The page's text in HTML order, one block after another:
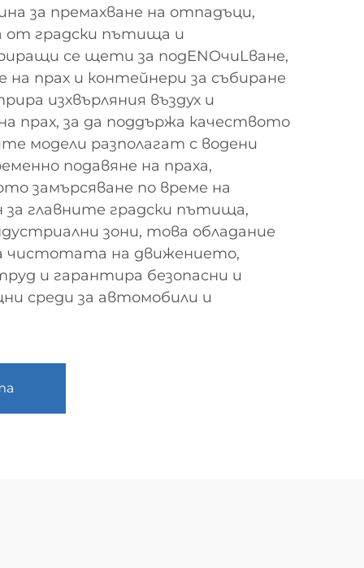
за премахване на отпадъци,
от градски пътища и
се щети за подENOчиLване,
на прах и контейнери за събиране
изхвърляния въздух и
прах, за да поддържа качеството
модели разполагат с водени
подавяне на праха,
замърсяване по време на
за главните градски пътища,
зони, това обладание
чистотата на движението,
и гарантира безопасни и
среди за автомобили и